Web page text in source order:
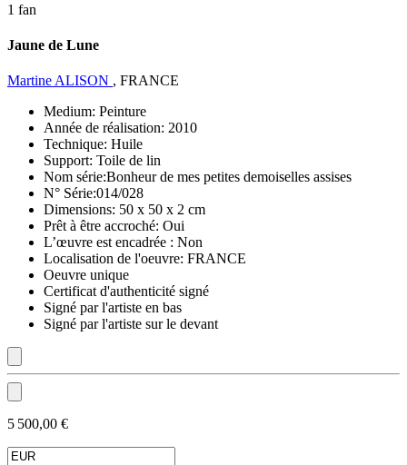
1 fan
Jaune de Lune
Martine ALISON , FRANCE
Medium: Peinture
Année de réalisation: 2010
Technique: Huile
Support: Toile de lin
Nom série:Bonheur de mes petites demoiselles assises
N° Série:014/028
Dimensions: 50 x 50 x 2 cm
Prêt à être accroché: Oui
L’œuvre est encadrée : Non
Localisation de l'oeuvre: FRANCE
Oeuvre unique
Certificat d'authenticité signé
Signé par l'artiste en bas
Signé par l'artiste sur le devant
5 500,00 €